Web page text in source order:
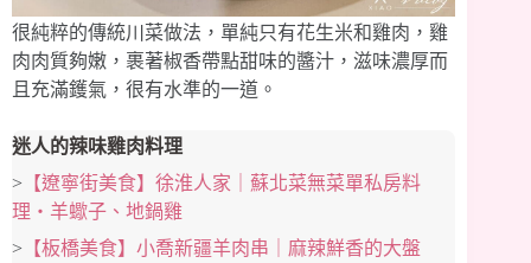
很純粹的傳統川菜做法，單純只有花生米和雞肉，雞
肉肉質夠嫩，裹著椒香帶點甜味的醬汁，滋味濃厚而
且充滿鑊氣，很有水準的一道。
迷人的辣味雞肉料理
> 【遼寧街美食】徐淮人家｜蘇北菜無菜單私房料
理・羊蠍子、地鍋雞
> 【板橋美食】小喬新疆羊肉串｜麻辣鮮香的大盤